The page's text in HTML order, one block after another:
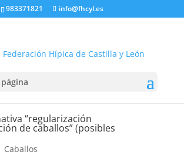
983371821 info@fhcyl.es
“regularización
de caballos” (posibles
Caballos